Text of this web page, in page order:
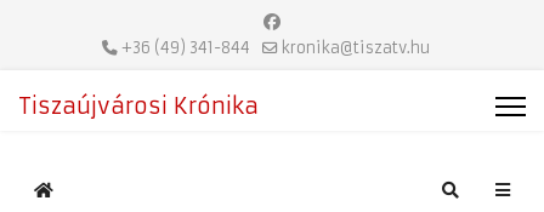
+36 (49) 341-844 kronika@tiszatv.hu
Tiszaújvárosi Krónika
Home Search